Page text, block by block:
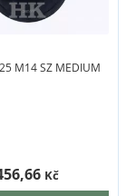
M14 SZ MEDIUM
Kč